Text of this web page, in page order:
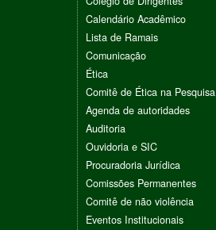
Calendário Acadêmico
Lista de Ramais
Comunicação
Ética
Comitê de Ética na Pesquisa
Agenda de autoridades
Auditoria
Ouvidoria e SIC
Procuradoria Jurídica
Comissões Permanentes
Comitê de não violência
Eventos Institucionais